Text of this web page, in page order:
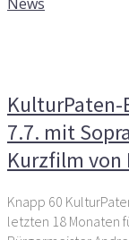
KulturPaten-
7.7. mit
Kurzfilm von
Knapp 60
letzten 18 Monaten